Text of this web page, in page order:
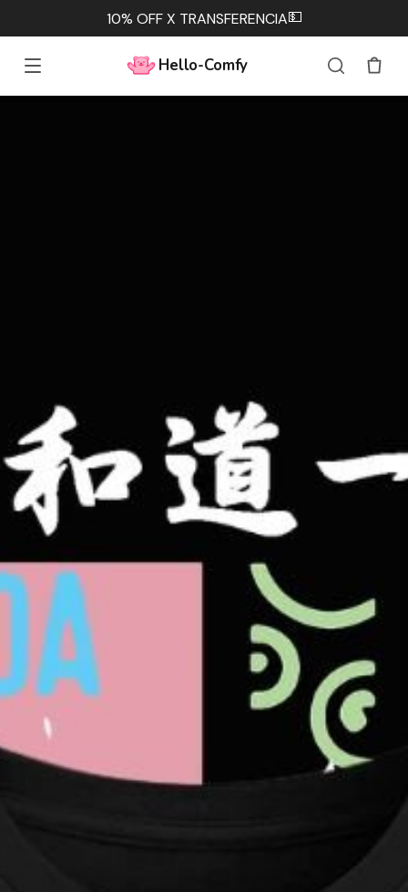
10% OFF X TRANSFERENCIA💵
Hello-Comfy